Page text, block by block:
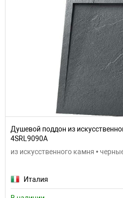
Душевой поддон из
4SRL9090A
из искусственного камня •
Италия